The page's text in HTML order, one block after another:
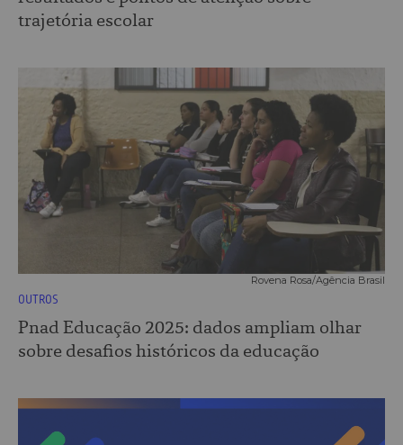
trajetória escolar
Rovena Rosa/Agência Brasil
OUTROS
Pnad Educação 2025: dados ampliam olhar
sobre desafios históricos da educação